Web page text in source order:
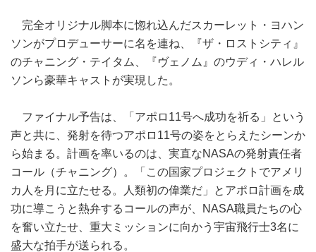
完全オリジナル脚本に惚れ込んだスカーレット・ヨハン
ソンがプロデューサーに名を連ね、『ザ・ロストシティ』
のチャニング・テイタム、『ヴェノム』のウディ・ハレル
ソンら豪華キャストが実現した。
ファイナル予告は、「アポロ11号へ成功を祈る」という
声と共に、発射を待つアポロ11号の姿をとらえたシーンか
ら始まる。計画を率いるのは、実直なNASAの発射責任者
コール（チャニング）。「この国家プロジェクトでアメリ
カ人を月に立たせる。人類初の偉業だ」とアポロ計画を成
功に導こうと熱弁するコールの声が、NASA職員たちの心
を奮い立たせ、重大ミッションに向かう宇宙飛行士3名に
盛大な拍手が送られる。